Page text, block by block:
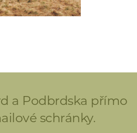
a Podbrdska přímo
schránky.